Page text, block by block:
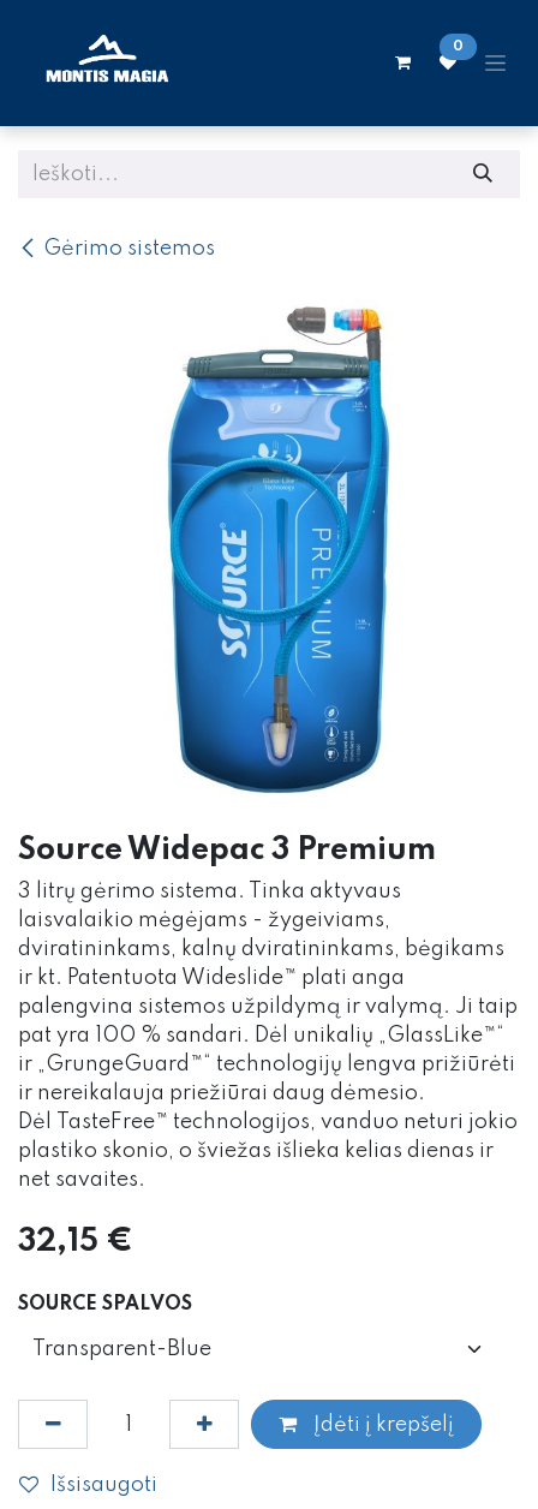
0
Gėrimo sistemos
Source Widepac 3 Premium
3 litrų gėrimo sistema. Tinka aktyvaus
laisvalaikio mėgėjams - žygeiviams,
dviratininkams, kalnų dviratininkams, bėgikams
ir kt. Patentuota Wideslide™ plati anga
palengvina sistemos užpildymą ir valymą. Ji taip
pat yra 100 % sandari. Dėl unikalių „GlassLike™“
ir „GrungeGuard™“ technologijų lengva prižiūrėti
ir nereikalauja priežiūrai daug dėmesio.
Dėl TasteFree™ technologijos, vanduo neturi jokio
plastiko skonio, o šviežas išlieka kelias dienas ir
net savaites.
32,15 €
SOURCE SPALVOS
Įdėti į krepšelį
Išsisaugoti